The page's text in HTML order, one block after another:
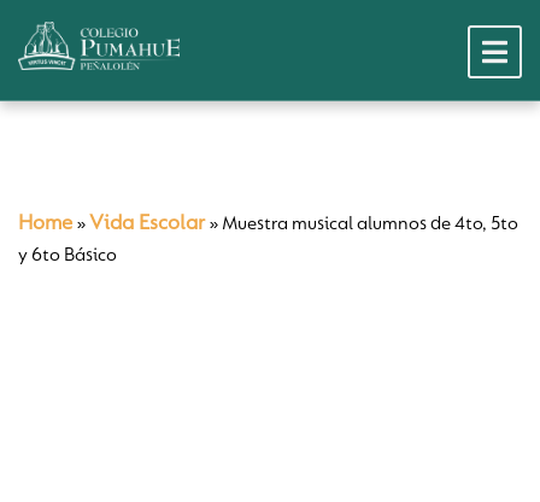
Home » Vida Escolar» Muestra musical alumnos de 4to, 5to
y 6to Básico